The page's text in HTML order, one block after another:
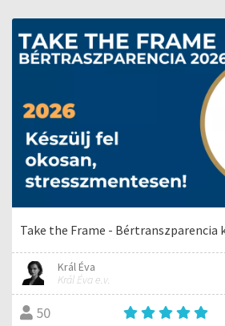
Take the Frame - Bértranszparencia
Král Éva
Král Éva e.v.
50